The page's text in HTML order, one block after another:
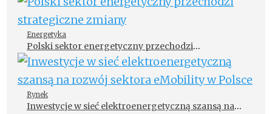
Energetyka
Polski sektor energetyczny przechodzi
strategiczne zmiany
Rynek
Inwestycje w sieć elektroenergetyczną szansą na